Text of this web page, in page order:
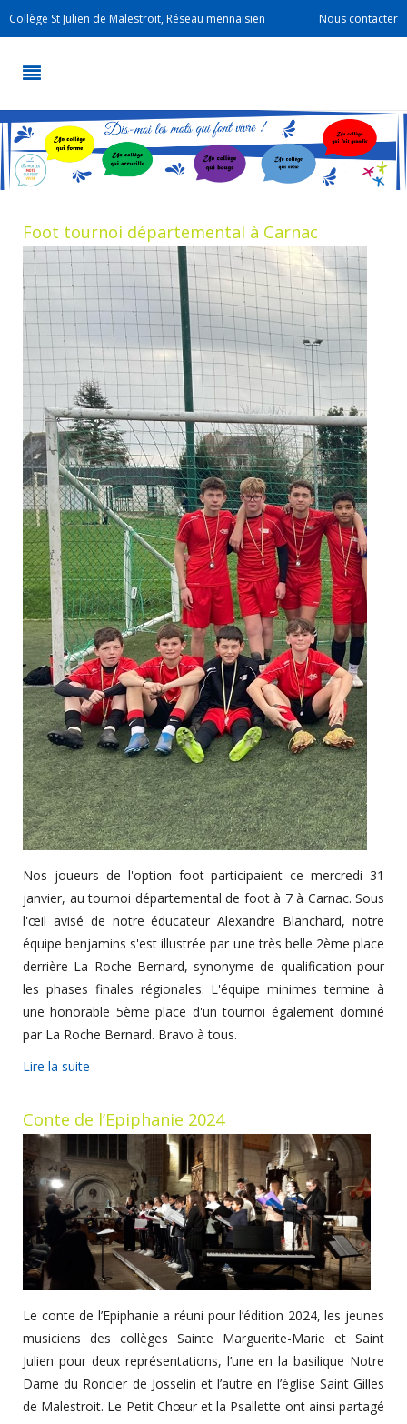
Collège St Julien de Malestroit, Réseau mennaisien Nous contacter
Foot tournoi départemental à Carnac
Nos joueurs de l'option foot participaient ce mercredi 31
janvier, au tournoi départemental de foot à 7 à Carnac. Sous
l'œil avisé de notre éducateur Alexandre Blanchard, notre
équipe benjamins s'est illustrée par une très belle 2ème place
derrière La Roche Bernard, synonyme de qualification pour
les phases finales régionales. L'équipe minimes termine à
une honorable 5ème place d'un tournoi également dominé
par La Roche Bernard. Bravo à tous.
Lire la suite
Conte de l’Epiphanie 2024
Le conte de l’Epiphanie a réuni pour l’édition 2024, les jeunes
musiciens des collèges Sainte Marguerite-Marie et Saint
Julien pour deux représentations, l’une en la basilique Notre
Dame du Roncier de Josselin et l’autre en l’église Saint Gilles
de Malestroit. Le Petit Chœur et la Psallette ont ainsi partagé